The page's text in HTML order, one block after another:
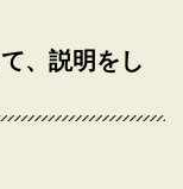
、説明をし